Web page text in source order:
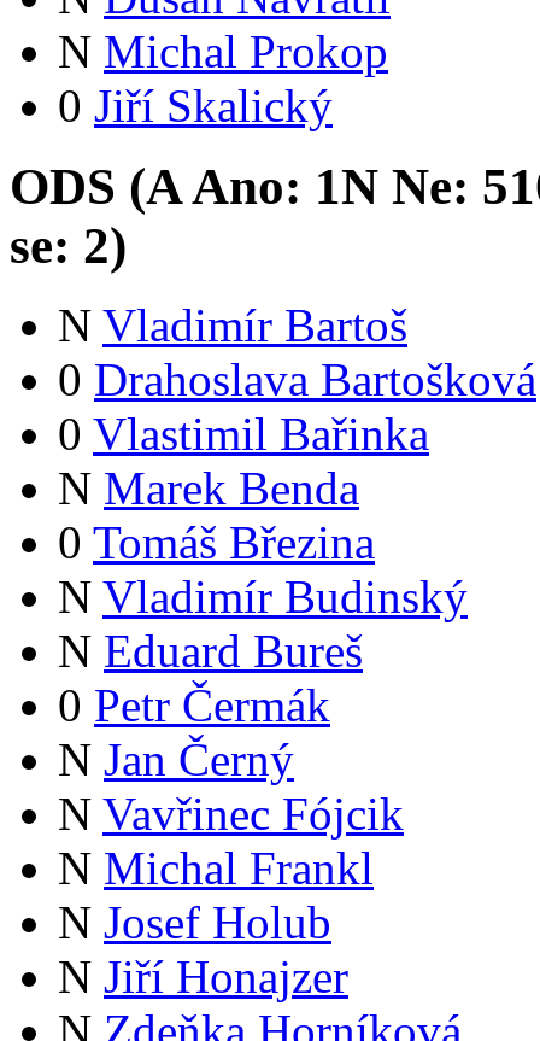
N Michal Prokop
0 Jiří Skalický
ODS (AAno: 1N Ne: 51
se: 2)
N Vladimír Bartoš
0 Drahoslava Bartošková
0 Vlastimil Bařinka
N Marek Benda
0 Tomáš Březina
N Vladimír Budinský
N Eduard Bureš
0 Petr Čermák
N Jan Černý
N Vavřinec Fójcik
N Michal Frankl
N Josef Holub
N Jiří Honajzer